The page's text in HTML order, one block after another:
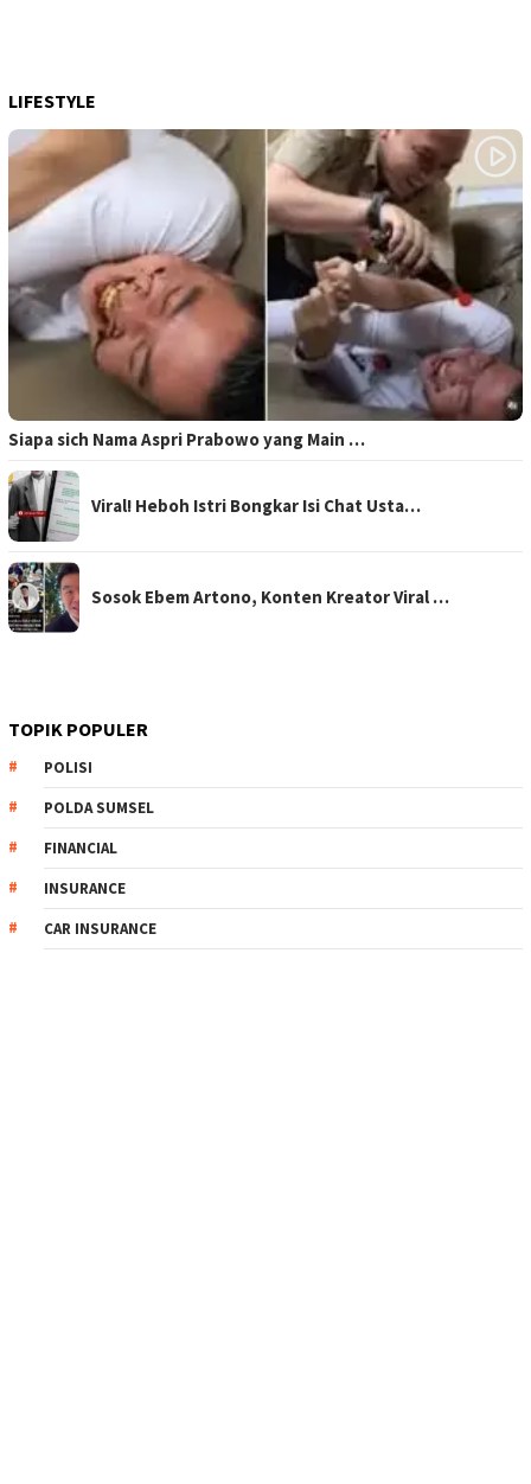
LIFESTYLE
Siapa sich Nama Aspri Prabowo yang Main …
Viral! Heboh Istri Bongkar Isi Chat Usta…
Sosok Ebem Artono, Konten Kreator Viral …
TOPIK POPULER
POLISI
POLDA SUMSEL
FINANCIAL
INSURANCE
CAR INSURANCE